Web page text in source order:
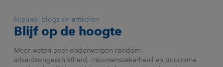
Nieuws, blogs en artikelen
Blijf op de hoogte
Meer weten over onderwerpen rondom
arbeidsongeschiktheid, inkomenszekerheid en duurzame